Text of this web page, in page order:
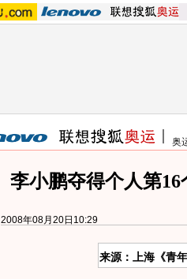
奥
李小鹏夺得个人第
2008年08月20日10:29
来源：上海《青年